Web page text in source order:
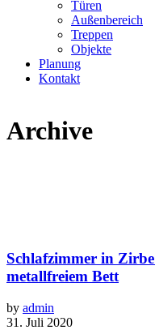
Türen
Außenbereich
Treppen
Objekte
Planung
Kontakt
Archive
Schlafzimmer in
metallfreiem Bett
by admin
31. Juli 2020